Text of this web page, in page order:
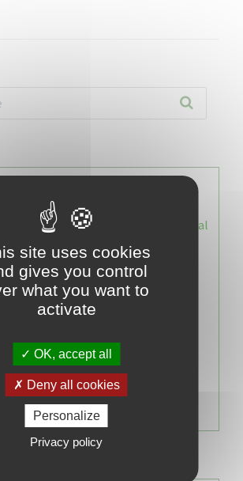
: Dossier Modification du Plan Local
Vauclin
: 1 ère modification du Plan Local
de la commune du Vauclin.
de contrôle
: Transfert du Bureau de Vote n°2
– Carte Électorale
site uses cookies
gives you control
what you want to
activate
OK, accept all
Deny all cookies
Personalize
Privacy policy